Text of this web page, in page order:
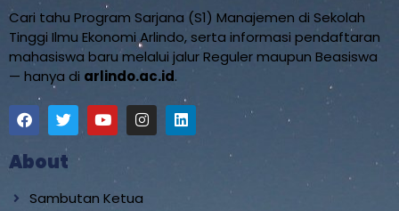
Cari tahu Program Sarjana (S1) Manajemen di Sekolah
Tinggi Ilmu Ekonomi Arlindo, serta informasi pendaftaran
mahasiswa baru melalui jalur Reguler maupun Beasiswa
— hanya di arlindo.ac.id.
About
Sambutan Ketua